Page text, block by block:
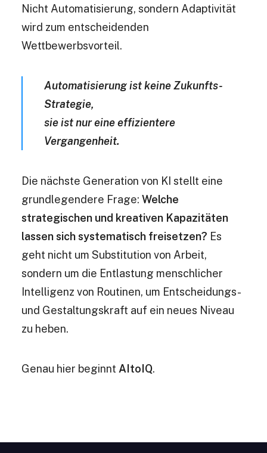
Nicht Automatisierung, sondern Adaptivität
wird zum entscheidenden
Wettbewerbsvorteil.
Automatisierung ist keine Zukunfts-
Strategie,
sie ist nur eine effizientere
Vergangenheit.
Die nächste Generation von KI stellt eine
grundlegendere Frage: Welche
strategischen und kreativen Kapazitäten
lassen sich systematisch freisetzen? Es
geht nicht um Substitution von Arbeit,
sondern um die Entlastung menschlicher
Intelligenz von Routinen, um Entscheidungs-
und Gestaltungskraft auf ein neues Niveau
zu heben.
Genau hier beginnt AItoIQ.